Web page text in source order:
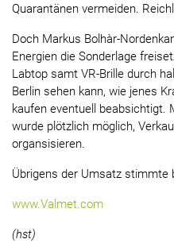
Quarantänen vermeiden.
Doch Markus Bolhàr-
Energien die Sonderlage
Labtop samt VR-Brille durch
Berlin sehen kann, wie jenes
kaufen eventuell beabsichtigt.
wurde plötzlich möglich,
organsisieren.
Übrigens der Umsatz stimmte
www.Valmet.com
(hst)